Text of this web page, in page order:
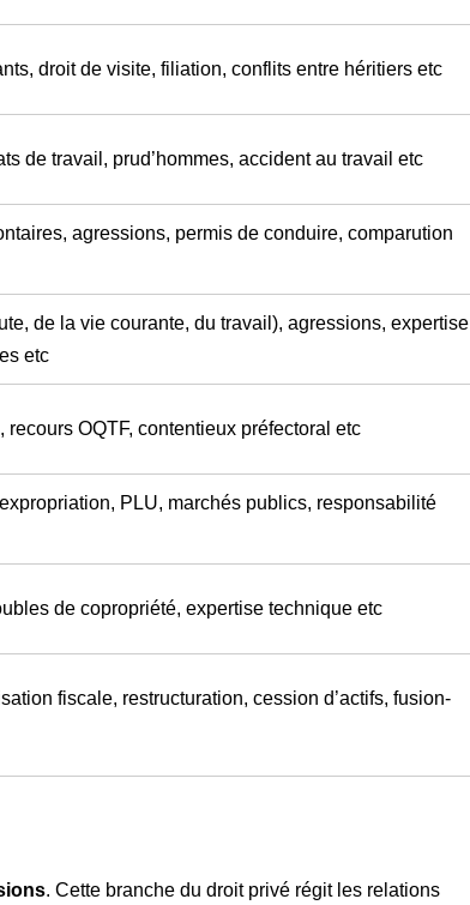
droit de visite, filiation, conflits entre héritiers etc
de travail, prud’hommes, accident au travail etc
agressions, permis de conduire, comparution
de la vie courante, du travail), agressions, expertise
etc
OQTF, contentieux préfectoral etc
PLU, marchés publics, responsabilité
de copropriété, expertise technique etc
fiscale, restructuration, cession d’actifs, fusion-
. Cette branche du droit privé régit les relations